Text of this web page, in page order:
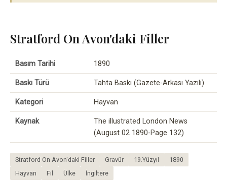
Stratford On Avon'daki Filler
Basım Tarihi 1890
Baskı Türü Tahta Baskı (Gazete-Arkası Yazılı)
Kategori Hayvan
Kaynak
The illustrated London News
(August 02 1890-Page 132)
Stratford On Avon'daki Filler Gravür 19.Yüzyıl
1890
Hayvan
Fil Ülke İngiltere